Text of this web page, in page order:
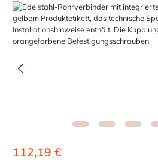
Bildergalerie überspringen
112,19 €